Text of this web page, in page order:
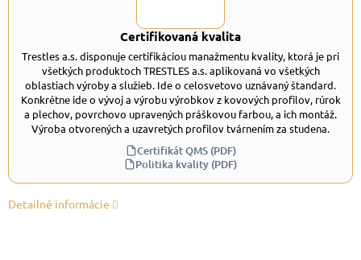
Certifikovaná kvalita
Trestles a.s. disponuje certifikáciou manažmentu kvality, ktorá je pri
všetkých produktoch TRESTLES a.s. aplikovaná vo všetkých
oblastiach výroby a služieb. Ide o celosvetovo uznávaný štandard.
Konkrétne ide o vývoj a výrobu výrobkov z kovových profilov, rúrok
a plechov, povrchovo upravených práškovou farbou, a ich montáž.
Výroba otvorených a uzavretých profilov tvárnením za studena.
Certifikát QMS (PDF)
Politika kvality (PDF)
Detailné informácie